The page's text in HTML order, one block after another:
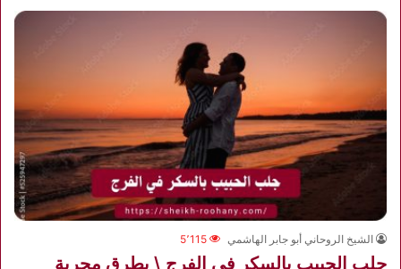
الشيخ الروحاني أبو جابر الهاشمي 5٬115
جلب الحبيب بالسكر في الفرج \ بطرق مجربة